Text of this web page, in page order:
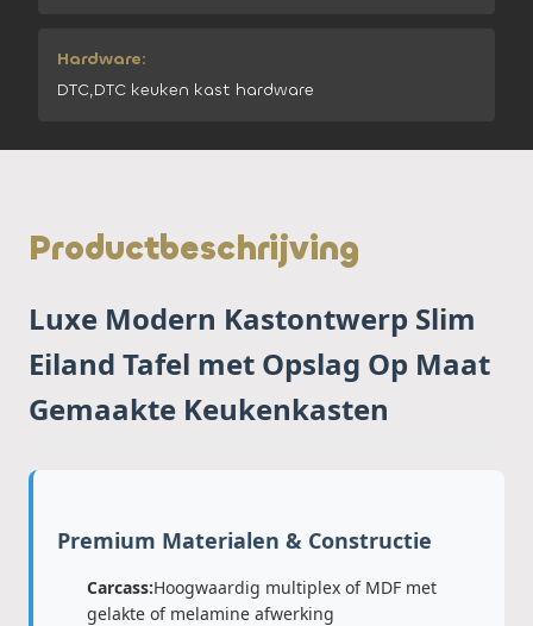
Hardware:
DTC,DTC keuken kast hardware
Productbeschrijving
Luxe Modern Kastontwerp Slim
Eiland Tafel met Opslag Op Maat
Gemaakte Keukenkasten
Premium Materialen & Constructie
Carcass:Hoogwaardig multiplex of MDF met
gelakte of melamine afwerking